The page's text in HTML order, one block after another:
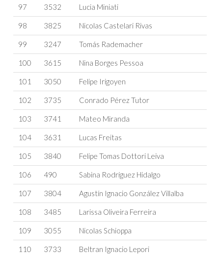
97 3532 Lucia Miniati
98 3825 Nicolas Castelari Rivas
99 3247 Tomás Rademacher
100 3615 Nina Borges Pessoa
101 3050 Felipe Irigoyen
102 3735 Conrado Pérez Tutor
103 3741 Mateo Miranda
104 3631 Lucas Freitas
105 3840 Felipe Tomas Dottori Leiva
106 490 Sabina Rodríguez Hidalgo
107 3804 Agustín Ignacio González Villalba
108 3485 Larissa Oliveira Ferreira
109 3055 Nicolas Schioppa
110 3733 Beltran Ignacio Lepori